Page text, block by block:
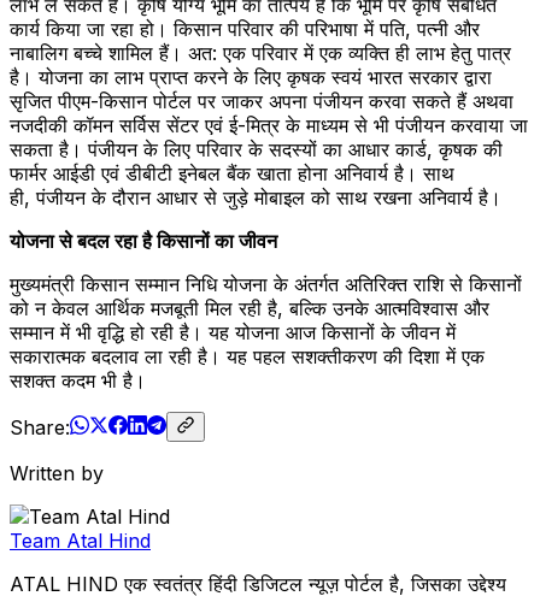
कार्य किया जा रहा हो। किसान परिवार की परिभाषा में पति, पत्नी और
नाबालिग बच्चे शामिल हैं। अत: एक परिवार में एक व्यक्ति ही लाभ हेतु पात्र
है। योजना का लाभ प्राप्त करने के लिए कृषक स्वयं भारत सरकार द्वारा
सृजित पीएम-किसान पोर्टल पर जाकर अपना पंजीयन करवा सकते हैं अथवा
नजदीकी कॉमन सर्विस सेंटर एवं ई-मित्र के माध्यम से भी पंजीयन करवाया जा
सकता है। पंजीयन के लिए परिवार के सदस्यों का आधार कार्ड, कृषक की
फार्मर आईडी एवं डीबीटी इनेबल बैंक खाता होना अनिवार्य है। साथ
ही, पंजीयन के दौरान आधार से जुड़े मोबाइल को साथ रखना अनिवार्य है।
योजना से बदल रहा है किसानों का जीवन
मुख्यमंत्री किसान सम्मान निधि योजना के अंतर्गत अतिरिक्त राशि से किसानों
को न केवल आर्थिक मजबूती मिल रही है, बल्कि उनके आत्मविश्वास और
सम्मान में भी वृद्धि हो रही है। यह योजना आज किसानों के जीवन में
सकारात्मक बदलाव ला रही है। यह पहल सशक्तीकरण की दिशा में एक
सशक्त कदम भी है।
Share:
Written by
Team Atal Hind
ATAL HIND एक स्वतंत्र हिंदी डिजिटल न्यूज़ पोर्टल है, जिसका उद्देश्य